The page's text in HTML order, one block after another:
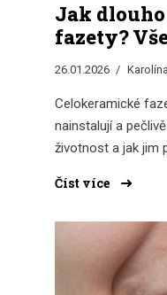
Jak
fazety?
vědět o
26.01.2026
Celokeramické
nainstalují a
životnost a jak jim
Číst více